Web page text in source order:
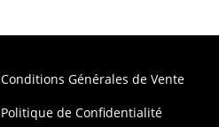
Conditions Générales de Vente
Politique de Confidentialité